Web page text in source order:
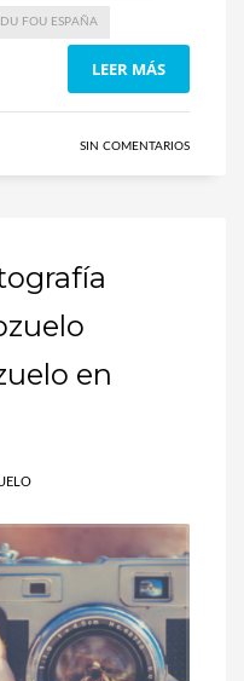
DU FOU ESPAÑA
LEER MÁS
SIN COMENTARIOS
en